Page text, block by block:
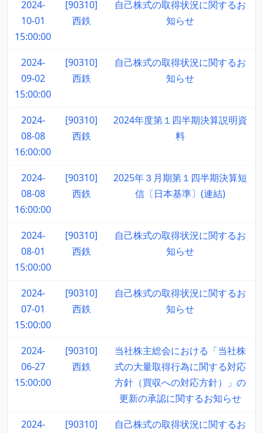
2024-
10-01
15:00:00
[90310]
西鉄
自己株式の取得状況に関するお
知らせ
2024-
09-02
15:00:00
[90310]
西鉄
自己株式の取得状況に関するお
知らせ
2024-
08-08
16:00:00
[90310]
西鉄
2024年度第１四半期決算説明資
料
2024-
08-08
16:00:00
[90310]
西鉄
2025年３月期第１四半期決算短
信〔日本基準〕(連結)
2024-
08-01
15:00:00
[90310]
西鉄
自己株式の取得状況に関するお
知らせ
2024-
07-01
15:00:00
[90310]
西鉄
自己株式の取得状況に関するお
知らせ
2024-
06-27
15:00:00
[90310]
西鉄
当社株主総会における「当社株
式の大量取得行為に関する対応
方針（買収への対応方針）」の
更新の承認に関するお知らせ
2024-
[90310]
自己株式の取得状況に関するお